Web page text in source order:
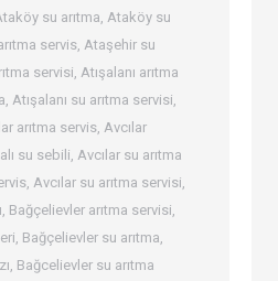
su arıtma, Ataköy su
servis, Ataşehir su
servisi, Atışalanı arıtma
, Atışalanı su arıtma servisi,
arıtma servis, Avcılar
su sebili, Avcılar su arıtma
, Avcılar su arıtma servisi,
, Bağçelievler arıtma servisi,
, Bağçelievler su arıtma,
, Bağcelievler su arıtma